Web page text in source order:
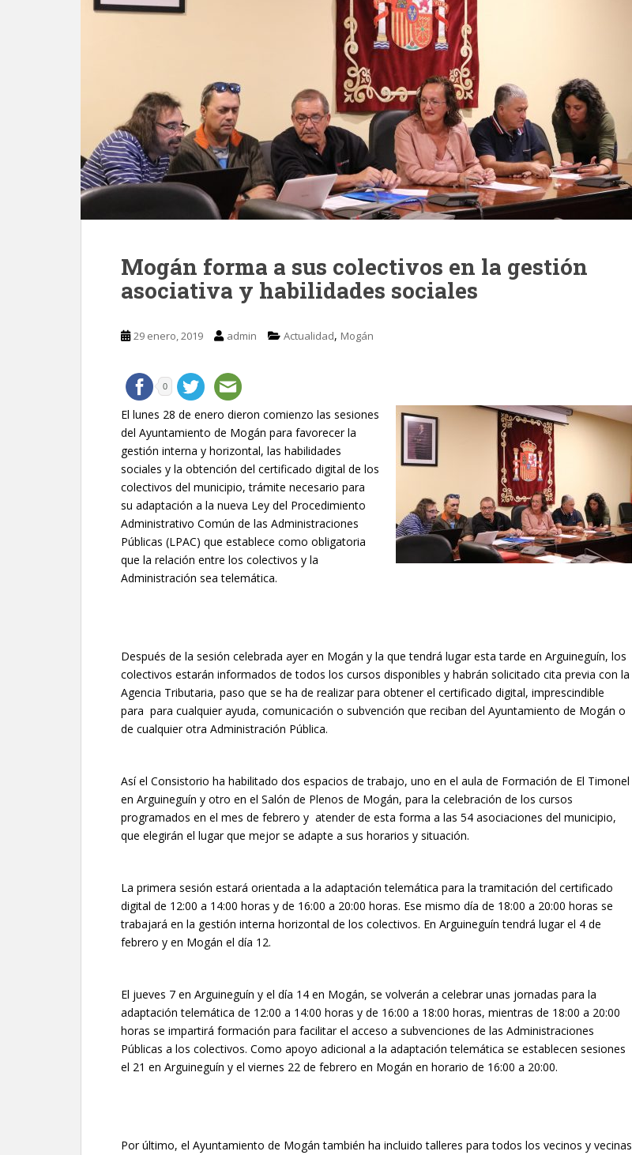
Mogán forma a sus colectivos en la gestión
asociativa y habilidades sociales
29 enero, 2019 admin Actualidad, Mogán
0
El lunes 28 de enero dieron comienzo las sesiones
del Ayuntamiento de Mogán para favorecer la
gestión interna y horizontal, las habilidades
sociales y la obtención del certificado digital de los
colectivos del municipio, trámite necesario para
su adaptación a la nueva Ley del Procedimiento
Administrativo Común de las Administraciones
Públicas (LPAC) que establece como obligatoria
que la relación entre los colectivos y la
Administración sea telemática.
Después de la sesión celebrada ayer en Mogán y la que tendrá lugar esta tarde en Arguineguín, los
colectivos estarán informados de todos los cursos disponibles y habrán solicitado cita previa con la
Agencia Tributaria, paso que se ha de realizar para obtener el certificado digital, imprescindible
para para cualquier ayuda, comunicación o subvención que reciban del Ayuntamiento de Mogán o
de cualquier otra Administración Pública.
Así el Consistorio ha habilitado dos espacios de trabajo, uno en el aula de Formación de El Timonel
en Arguineguín y otro en el Salón de Plenos de Mogán, para la celebración de los cursos
programados en el mes de febrero y atender de esta forma a las 54 asociaciones del municipio,
que elegirán el lugar que mejor se adapte a sus horarios y situación.
La primera sesión estará orientada a la adaptación telemática para la tramitación del certificado
digital de 12:00 a 14:00 horas y de 16:00 a 20:00 horas. Ese mismo día de 18:00 a 20:00 horas se
trabajará en la gestión interna horizontal de los colectivos. En Arguineguín tendrá lugar el 4 de
febrero y en Mogán el día 12.
El jueves 7 en Arguineguín y el día 14 en Mogán, se volverán a celebrar unas jornadas para la
adaptación telemática de 12:00 a 14:00 horas y de 16:00 a 18:00 horas, mientras de 18:00 a 20:00
horas se impartirá formación para facilitar el acceso a subvenciones de las Administraciones
Públicas a los colectivos. Como apoyo adicional a la adaptación telemática se establecen sesiones
el 21 en Arguineguín y el viernes 22 de febrero en Mogán en horario de 16:00 a 20:00.
Por último, el Ayuntamiento de Mogán también ha incluido talleres para todos los vecinos y vecinas